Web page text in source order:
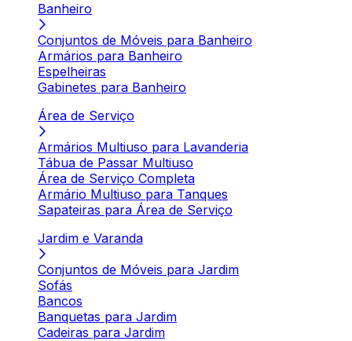
Banheiro
Conjuntos de Móveis para Banheiro
Armários para Banheiro
Espelheiras
Gabinetes para Banheiro
Área de Serviço
Armários Multiuso para Lavanderia
Tábua de Passar Multiuso
Área de Serviço Completa
Armário Multiuso para Tanques
Sapateiras para Área de Serviço
Jardim e Varanda
Conjuntos de Móveis para Jardim
Sofás
Bancos
Banquetas para Jardim
Cadeiras para Jardim